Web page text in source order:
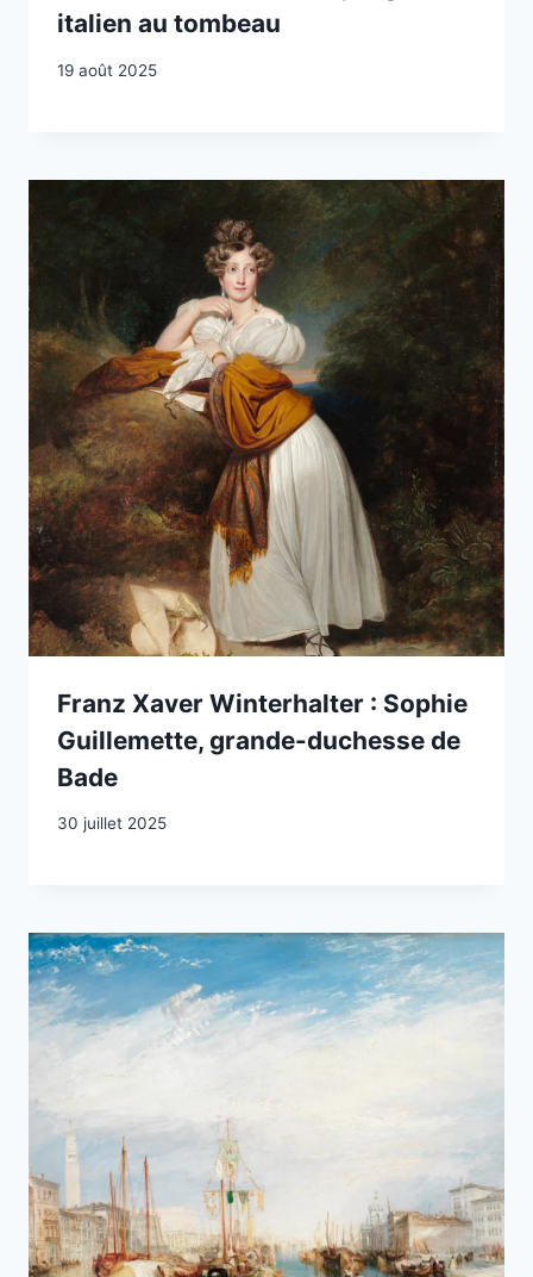
italien au tombeau
19 août 2025
Franz Xaver Winterhalter : Sophie
Guillemette, grande-duchesse de
Bade
30 juillet 2025